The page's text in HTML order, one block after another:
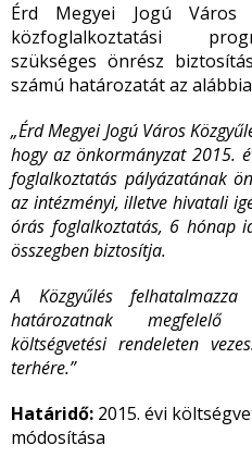
Érd Megyei Jogú Város
közfoglalkoztatási
szükséges önrész
számú határozatát az
„Érd Megyei Jogú Város
hogy az önkormányzat 2015.
foglalkoztatás pályázatának
az intézményi, illetve hivatali
órás foglalkoztatás, 6 hónap
összegben biztosítja.
A Közgyűlés
határozatnak megfelelő
költségvetési rendeleten
terhére.”
Határidő: 2015. évi
módosítása